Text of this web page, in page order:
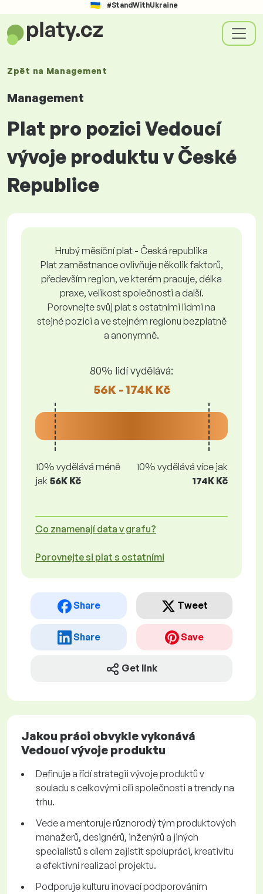
#StandWithUkraine
Zpět na Management
Management
Plat pro pozici Vedoucí
vývoje produktu v České
Republice
Hrubý měsíční plat - Česká republika
Plat zaměstnance ovlivňuje několik faktorů,
především region, ve kterém pracuje, délka
praxe, velikost společnosti a další.
Porovnejte svůj plat s ostatními lidmi na
stejné pozici a ve stejném regionu bezplatně
a anonymně.
80% lidí vydělává:
56K - 174K Kč
10% vydělává méně
jak 56K Kč
10% vydělává více jak
174K Kč
Co znamenají data v grafu?
Porovnejte si plat s ostatními
Share Tweet
Share Save
Get link
Jakou práci obvykle vykonává
Vedoucí vývoje produktu
Definuje a řídí strategii vývoje produktů v
souladu s celkovými cíli společnosti a trendy na
trhu.
Vede a mentoruje různorodý tým produktových
manažerů, designérů, inženýrů a jiných
specialistů s cílem zajistit spolupráci, kreativitu
a efektivní realizaci projektu.
Podporuje kulturu inovací podporováním